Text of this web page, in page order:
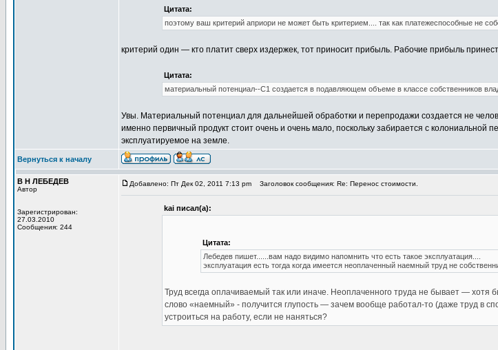
Цитата:
поэтому ваш критерий априори не может быть критерием.... так как платежеспособные не
критерий один — кто платит сверх издержек, тот приносит прибыль. Рабочие прибыль
Цитата:
материальный потенциал--С1 создается в подавляющем объеме в классе собственников
Увы. Материальный потенциал для дальнейшей обработки и перепродажи создается не
именно первичный продукт стоит очень и очень мало, поскольку забирается с
эксплуатируемое на земле.
Вернуться к началу
В Н ЛЕБЕДЕВ
Автор
Зарегистрирован:
27.03.2010
Сообщения: 244
Добавлено: Пт Дек 02, 2011 7:13 pm Заголовок сообщения: Re: Перенос стоимости.
kai писал(а):
Цитата:
Лебедев пишет......вам надо видимо напомнить что есть такое эксплуатация....
эксплуатация есть тогда когда имеется неоплаченный наемный труд не
Труд всегда оплачиваемый так или иначе. Неоплаченного труда не бывает —
слово «наемный» - получится глупость — зачем вообще работал-то (даже труд в
устроиться на работу, если не наняться?